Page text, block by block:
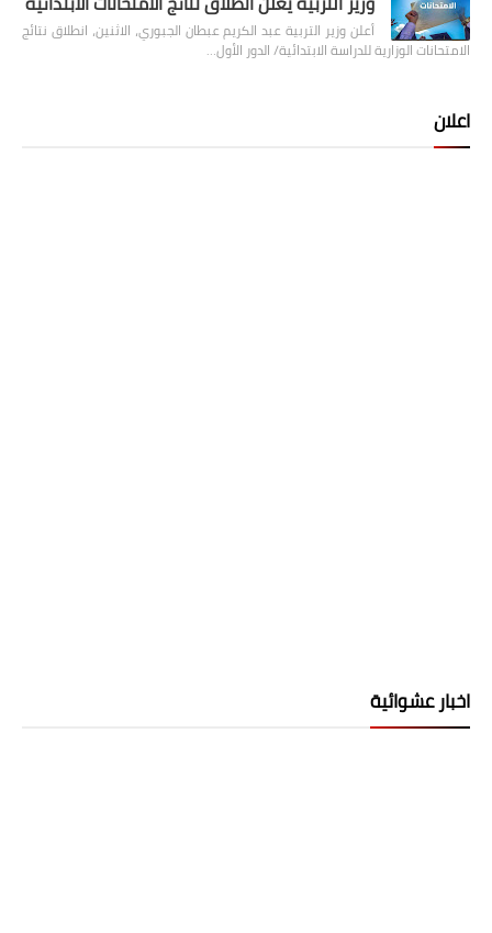
أعلن وزير التربية عبد الكريم عبطان الجبوري، الاثنين، انطلاق نتائج
الامتحانات الوزارية للدراسة الابتدائية/ الدور الأول…
اعلان
اخبار عشوائية